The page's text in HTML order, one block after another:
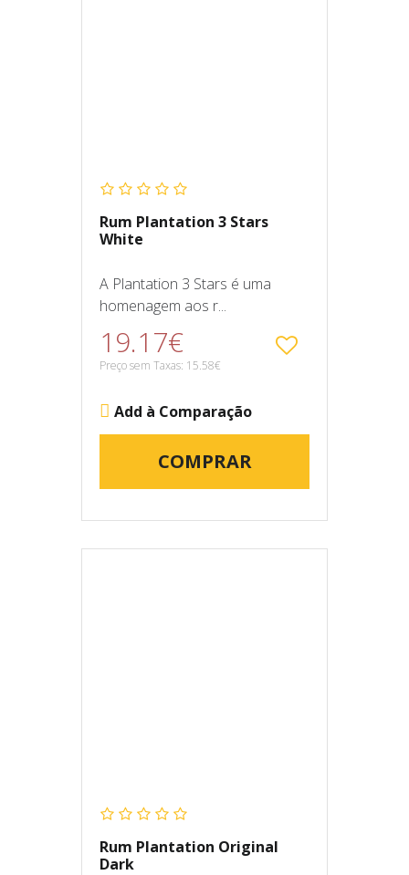
Rum Plantation 3 Stars
White
A Plantation 3 Stars é uma
homenagem aos r...
19.17€
Preço sem Taxas: 15.58€
Add à Comparação
COMPRAR
Rum Plantation Original
Dark